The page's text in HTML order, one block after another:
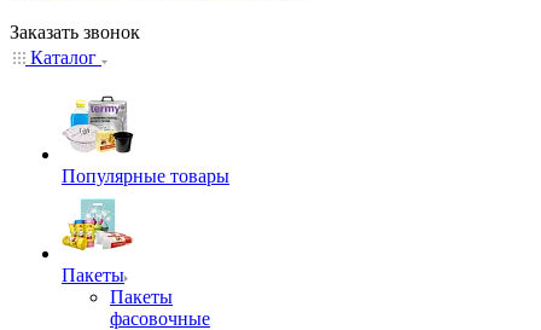
Заказать звонок
Каталог
Популярные товары
Пакеты
Пакеты
фасовочные